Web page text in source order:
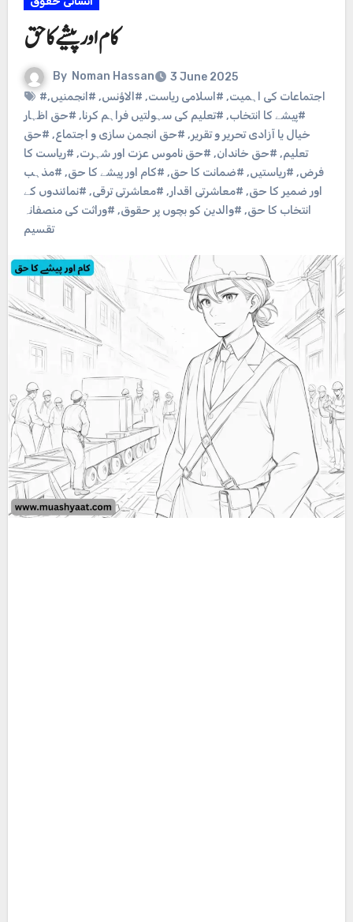
کام اور پیشے کا حق
By Noman Hassan
3 June 2025
#اجتماعات کی اہمیت, #اسلامی ریاست, #الاؤنس, #انجمنیں,
#پیشے کا انتخاب, #تعلیم کی سہولتیں فراہم کرنا, #حق اظہار
خیال یا آزادی تحریر و تقریر, #حق انجمن سازی و اجتماع, #حق
تعلیم, #حق خاندان, #حق ناموس عزت اور شہرت, #ریاست کا
فرض, #ریاستیں, #ضمانت کا حق, #کام اور پیشے کا حق, #مذہب
اور ضمیر کا حق, #معاشرتی اقدار, #معاشرتی ترقی, #نمائندوں کے
انتخاب کا حق, #والدین کو بچوں پر حقوق, #وراثت کی منصفانہ
تقسیم